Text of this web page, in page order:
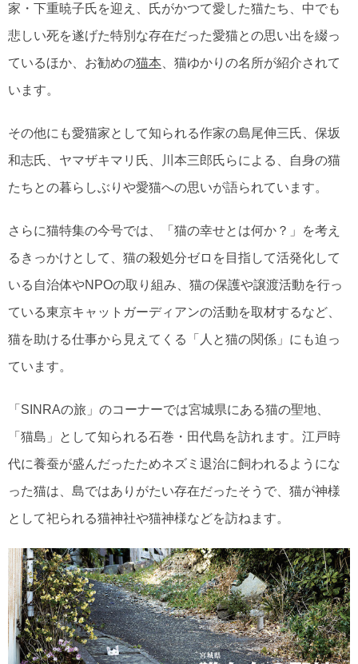
家・下重暁子氏を迎え、氏がかつて愛した猫たち、中でも
悲しい死を遂げた特別な存在だった愛猫との思い出を綴っ
ているほか、お勧めの猫本 、猫ゆかりの名所が紹介されて
います。
その他にも愛猫家として知られる作家の島尾伸三氏、保坂
和志氏、ヤマザキマリ氏、川本三郎氏らによる、自身の猫
たちとの暮らしぶりや愛猫への思いが語られています。
さらに猫特集の今号では、「猫の幸せとは何か？」を考え
るきっかけとして、猫の殺処分ゼロを目指して活発化して
いる自治体やNPOの取り組み、猫の保護や譲渡活動を行っ
ている東京キャットガーディアンの活動を取材するなど、
猫を助ける仕事から見えてくる「人と猫の関係」にも迫っ
ています。
「SINRAの旅」のコーナーでは宮城県にある猫の聖地、
「猫島」として知られる石巻・田代島を訪れます。江戸時
代に養蚕が盛んだったためネズミ退治に飼われるようにな
った猫は、島ではありがたい存在だったそうで、猫が神様
として祀られる猫神社や猫神様などを訪ねます。